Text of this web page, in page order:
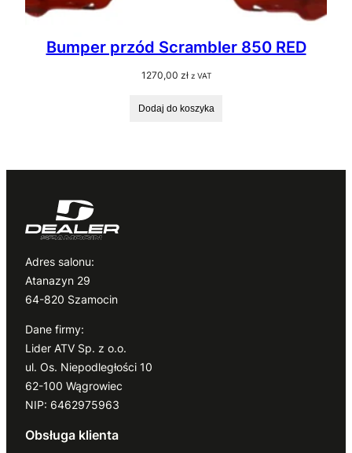
Bumper przód Scrambler 850 RED
1270,00 zł z VAT
Dodaj do koszyka
Adres salonu:
Atanazyn 29
64-820 Szamocin
Dane firmy:
Lider ATV Sp. z o.o.
ul. Os. Niepodległości 10
62-100 Wągrowiec
NIP: 6462975963
Obsługa klienta